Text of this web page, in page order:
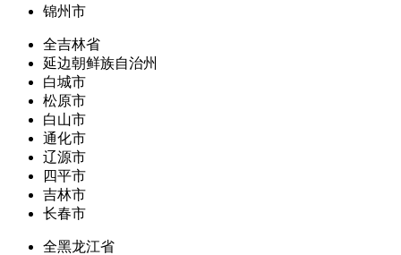
锦州市
全吉林省
延边朝鲜族自治州
白城市
松原市
白山市
通化市
辽源市
四平市
吉林市
长春市
全黑龙江省